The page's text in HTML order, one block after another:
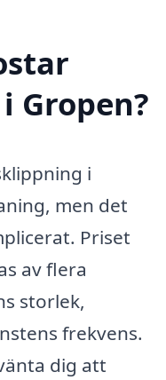
Gropen?
i
men det
Priset
av flera
storlek,
frekvens.
dig att